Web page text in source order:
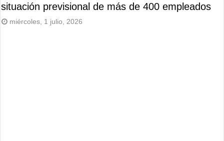
situación previsional de más de 400 empleados
miércoles, 1 julio, 2026